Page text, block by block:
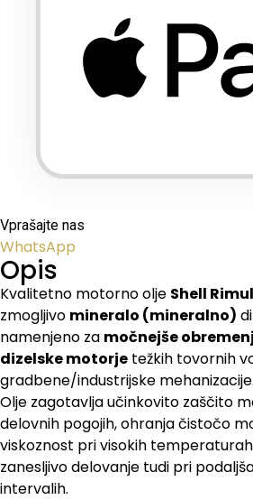
Vprašajte nas
WhatsApp
Opis
Kvalitetno motorno olje Shell
zmogljivo mineralo (mineralno)
namenjeno za močnejše
dizelske motorje težkih tovornih
gradbene/industrijske mehanizacije.
Olje zagotavlja učinkovito zaščito
delovnih pogojih, ohranja čistočo
viskoznost pri visokih
zanesljivo delovanje tudi pri
intervalih.